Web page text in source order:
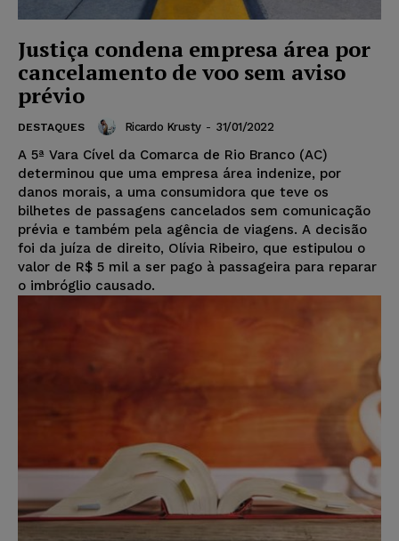
Justiça condena empresa área por
cancelamento de voo sem aviso
prévio
DESTAQUES Ricardo Krusty - 31/01/2022
A 5ª Vara Cível da Comarca de Rio Branco (AC)
determinou que uma empresa área indenize, por
danos morais, a uma consumidora que teve os
bilhetes de passagens cancelados sem comunicação
prévia e também pela agência de viagens. A decisão
foi da juíza de direito, Olívia Ribeiro, que estipulou o
valor de R$ 5 mil a ser pago à passageira para reparar
o imbróglio causado.